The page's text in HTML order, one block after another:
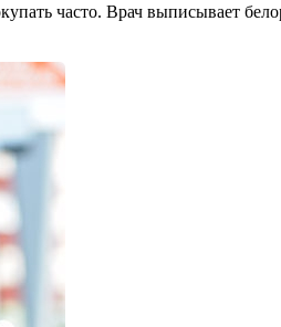
часто. Врач выписывает